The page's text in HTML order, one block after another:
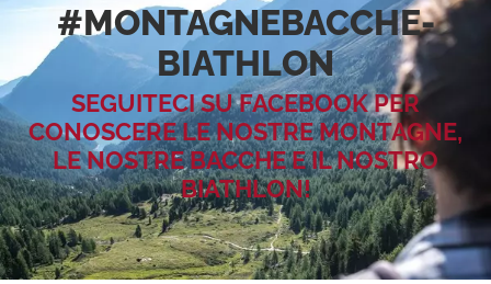
#MONTAGNEBACCHE­
BIATHLON
SEGUITECI SU FACEBOOK PER
CONOSCERE LE NOSTRE MONTAGNE,
LE NOSTRE BACCHE E IL NOSTRO
BIATHLON!